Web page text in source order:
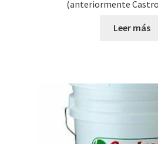
(anteriormente
Leer más